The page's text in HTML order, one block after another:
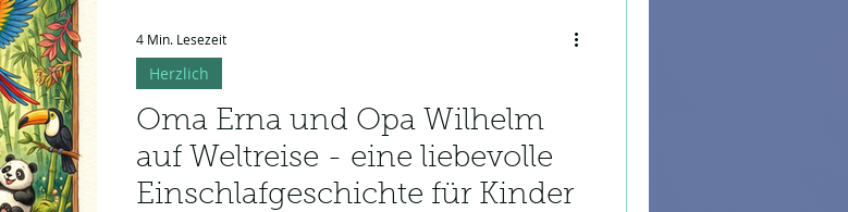
Herzlich
Fahrzeuge Meerjungfrau Ninja Pferde
Halloween Sterne Ozean
Oma Erna und Opa Wilhelm
auf Weltreise - eine liebevolle
Einschlafgeschichte für Kinder
Herzlich
4 Min. Lesezeit